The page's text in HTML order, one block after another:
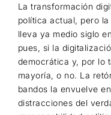
La transformación
política actual, pero
lleva ya medio siglo
pues, si la
democrática y, por lo
mayoría, o no. La
bandos la envuelve
distracciones del